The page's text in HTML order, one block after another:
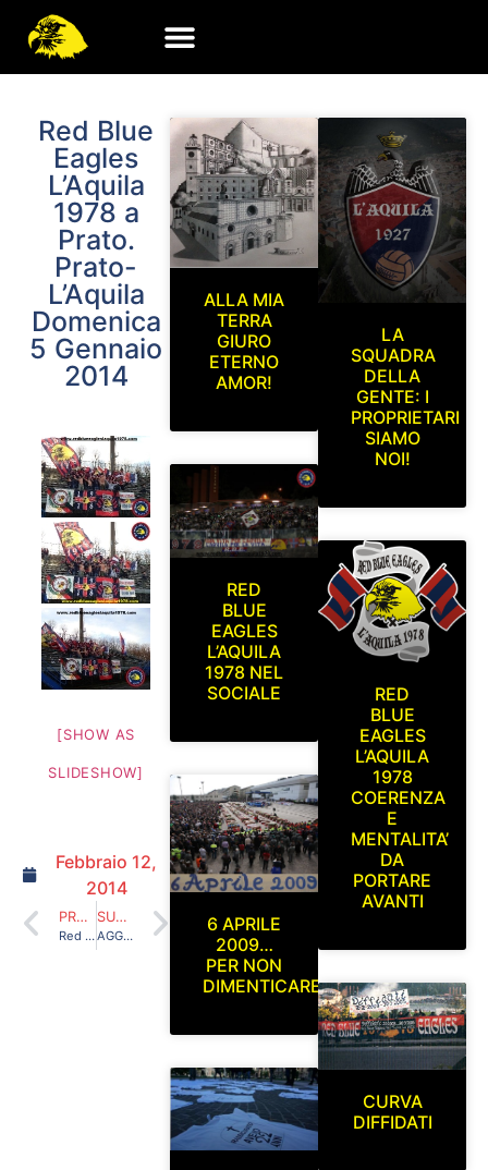
Red Blue
Eagles
L’Aquila
1978 a
Prato.
Prato-
L’Aquila
Domenica
5 Gennaio
2014
[SHOW AS
SLIDESHOW]
Febbraio 12,
2014
PRECEDENTE
Red Blue Eagles L’Aquila 1978 in curva sud.L’Aquila-Ascoli Domenica 26 Gennaio 2014
SUCCESSIVO
AGGIORNAMENTO SEZIONE FOTO R.B.E. 2013/2014
ALLA MIA
TERRA
GIURO
ETERNO
AMOR!
RED
BLUE
EAGLES
L’AQUILA
1978 NEL
SOCIALE
6 APRILE
2009…
PER NON
DIMENTICARE
LA
SQUADRA
DELLA
GENTE: I
PROPRIETARI
SIAMO
NOI!
RED
BLUE
EAGLES
L’AQUILA
1978
COERENZA
E
MENTALITA’
DA
PORTARE
AVANTI
CURVA
DIFFIDATI